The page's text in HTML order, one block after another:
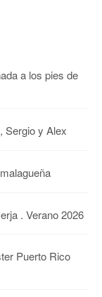
a los pies de
Sergio y Alex
. Verano 2026
Puerto Rico